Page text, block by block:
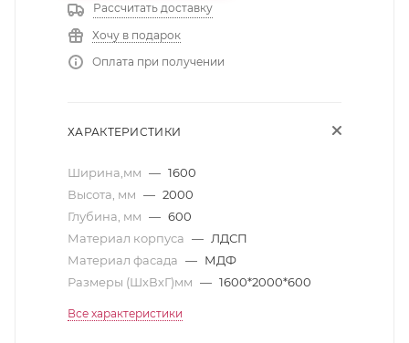
Рассчитать доставку
Хочу в подарок
Оплата при получении
ХАРАКТЕРИСТИКИ
Ширина,мм — 1600
Высота, мм — 2000
Глубина, мм — 600
Материал корпуса — ЛДСП
Материал фасада — МДФ
Размеры (ШхВхГ)мм — 1600*2000*600
Все характеристики